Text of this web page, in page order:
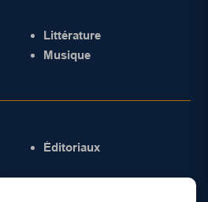
Littérature
Musique
Éditoriaux